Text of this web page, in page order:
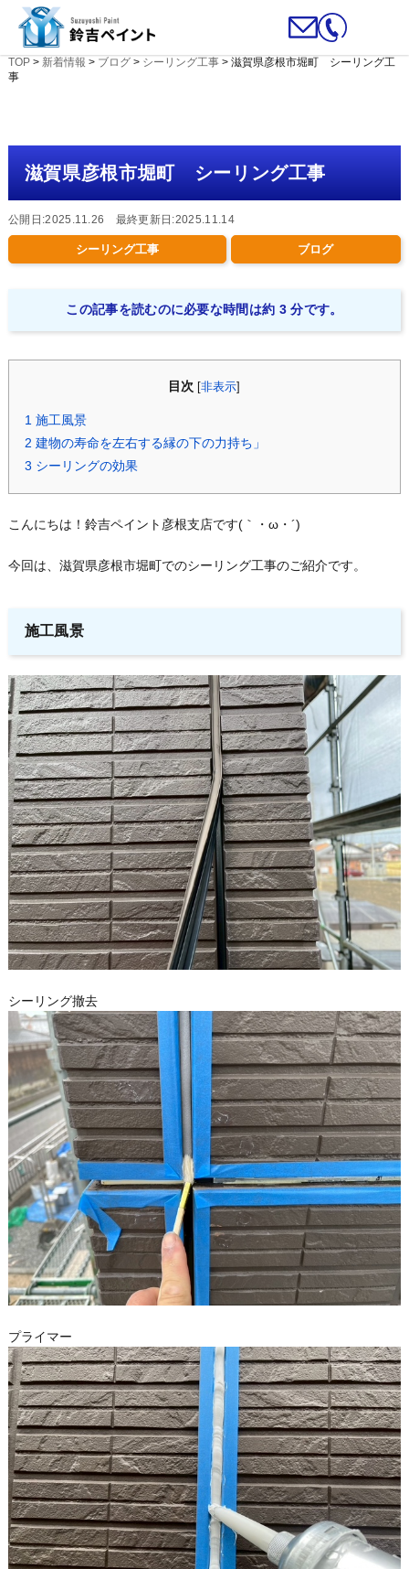
TOP> 新着情報 > ブログ> シーリング工事> 滋賀県彦根市堀町 シーリング工
事
滋賀県彦根市堀町 シーリング工事
公開日:2025.11.26 最終更新日:2025.11.14
シーリング工事 ブログ
この記事を読むのに必要な時間は約 3 分です。
目次 [非表示
1 施工風景
2 建物の寿命を左右する縁の下の力持ち」
3 シーリングの効果
こんにちは！鈴吉ペイント彦根支店です(｀・ω・´)ゞ
今回は、滋賀県彦根市堀町でのシーリング工事のご紹介です。
施工風景
シーリング撤去
プライマー